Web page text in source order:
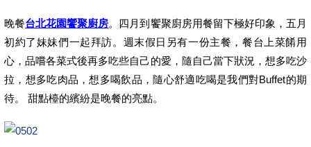
晚餐台北花園饗聚廚房。四月到饗聚廚房用餐留下極好印象，五月
初約了妹妹們一起拜訪。週末假日另有一份主餐，餐台上菜餚用
心，品嚐各菜式後再多吃些自己的愛，隨自己當下狀況，想多吃沙
拉，想多吃肉品，想多喝飲品，隨心舒適吃喝是我們對Buffet的期
待。 甜點檯的繽紛是晚餐的亮點。